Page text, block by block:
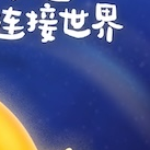
支持